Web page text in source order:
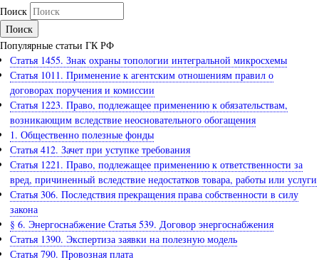
Поиск
Популярные статьи ГК РФ
Статья 1455. Знак охраны топологии интегральной микросхемы
Статья 1011. Применение к агентским отношениям правил о
договорах поручения и комиссии
Статья 1223. Право, подлежащее применению к обязательствам,
возникающим вследствие неосновательного обогащения
1. Общественно полезные фонды
Статья 412. Зачет при уступке требования
Статья 1221. Право, подлежащее применению к ответственности за
вред, причиненный вследствие недостатков товара, работы или услуги
Статья 306. Последствия прекращения права собственности в силу
закона
§ 6. Энергоснабжение Статья 539. Договор энергоснабжения
Статья 1390. Экспертиза заявки на полезную модель
Статья 790. Провозная плата